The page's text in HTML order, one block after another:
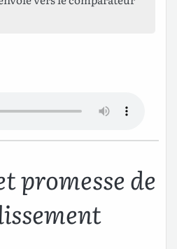
promesse de